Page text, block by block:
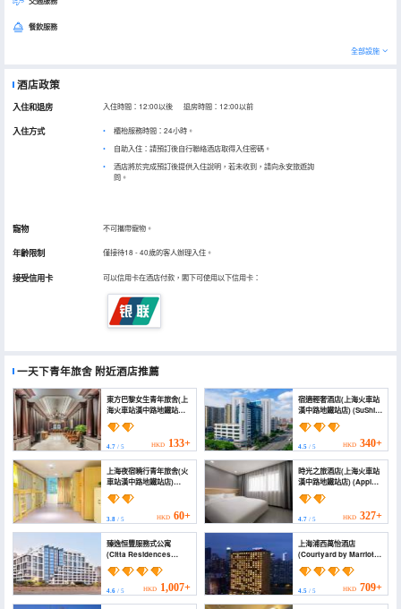
餐飲服務
全部設施
酒店政策
入住和退房 入住時間：12:00以後 退房時間：12:00以前
入住方式
櫃枱服務時間：24小時。
自助入住：請預訂後自行聯絡酒店取得入住密碼。
酒店將於完成預訂後提供入住說明，若未收到，請向永安旅遊詢
問。
寵物 不可攜帶寵物。
年齡限制 僅接待18 - 40歲的客人辦理入住。
接受信用卡 可以信用卡在酒店付款，閣下可使用以下信用卡：
一天下青年旅舍 附近酒店推薦
東方巴黎女生青年旅舍(上
海火車站漢中路地鐵站店)
(Oriental Paris Girls'
Youth Hostel (Shanghai
Railway Station
Branch))
4.7 / 5 HKD 133+
宿適輕奢酒店(上海火車站
漢中路地鐵站店) (SuShi
Qingshe Hotel
(Hanzhong Road
subway station))
4.5/ 5 HKD 340+
上海夜宿曉行青年旅舍(火
車站漢中路地鐵站店)
(YeSuXiaoXing Youth
Hostel)
3.8 / 5 HKD 60+
時光之旅酒店(上海火車站
漢中路地鐵站店) (Apple
Hotel Apartment
(Shanghai Railway
Station Branch))
4.7/ 5 HKD 327+
臻逸恒豐服務式公寓
(Citta Residences
Hengfeng)
4.6 / 5 HKD 1,007+
上海浦西萬怡酒店
(Courtyard by Marriott
Shanghai Central)
4.5/ 5 HKD 709+